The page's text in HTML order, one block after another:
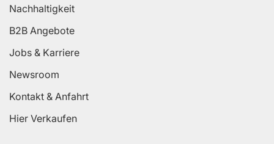
Nachhaltigkeit
B2B Angebote
Jobs & Karriere
Newsroom
Kontakt & Anfahrt
Hier Verkaufen